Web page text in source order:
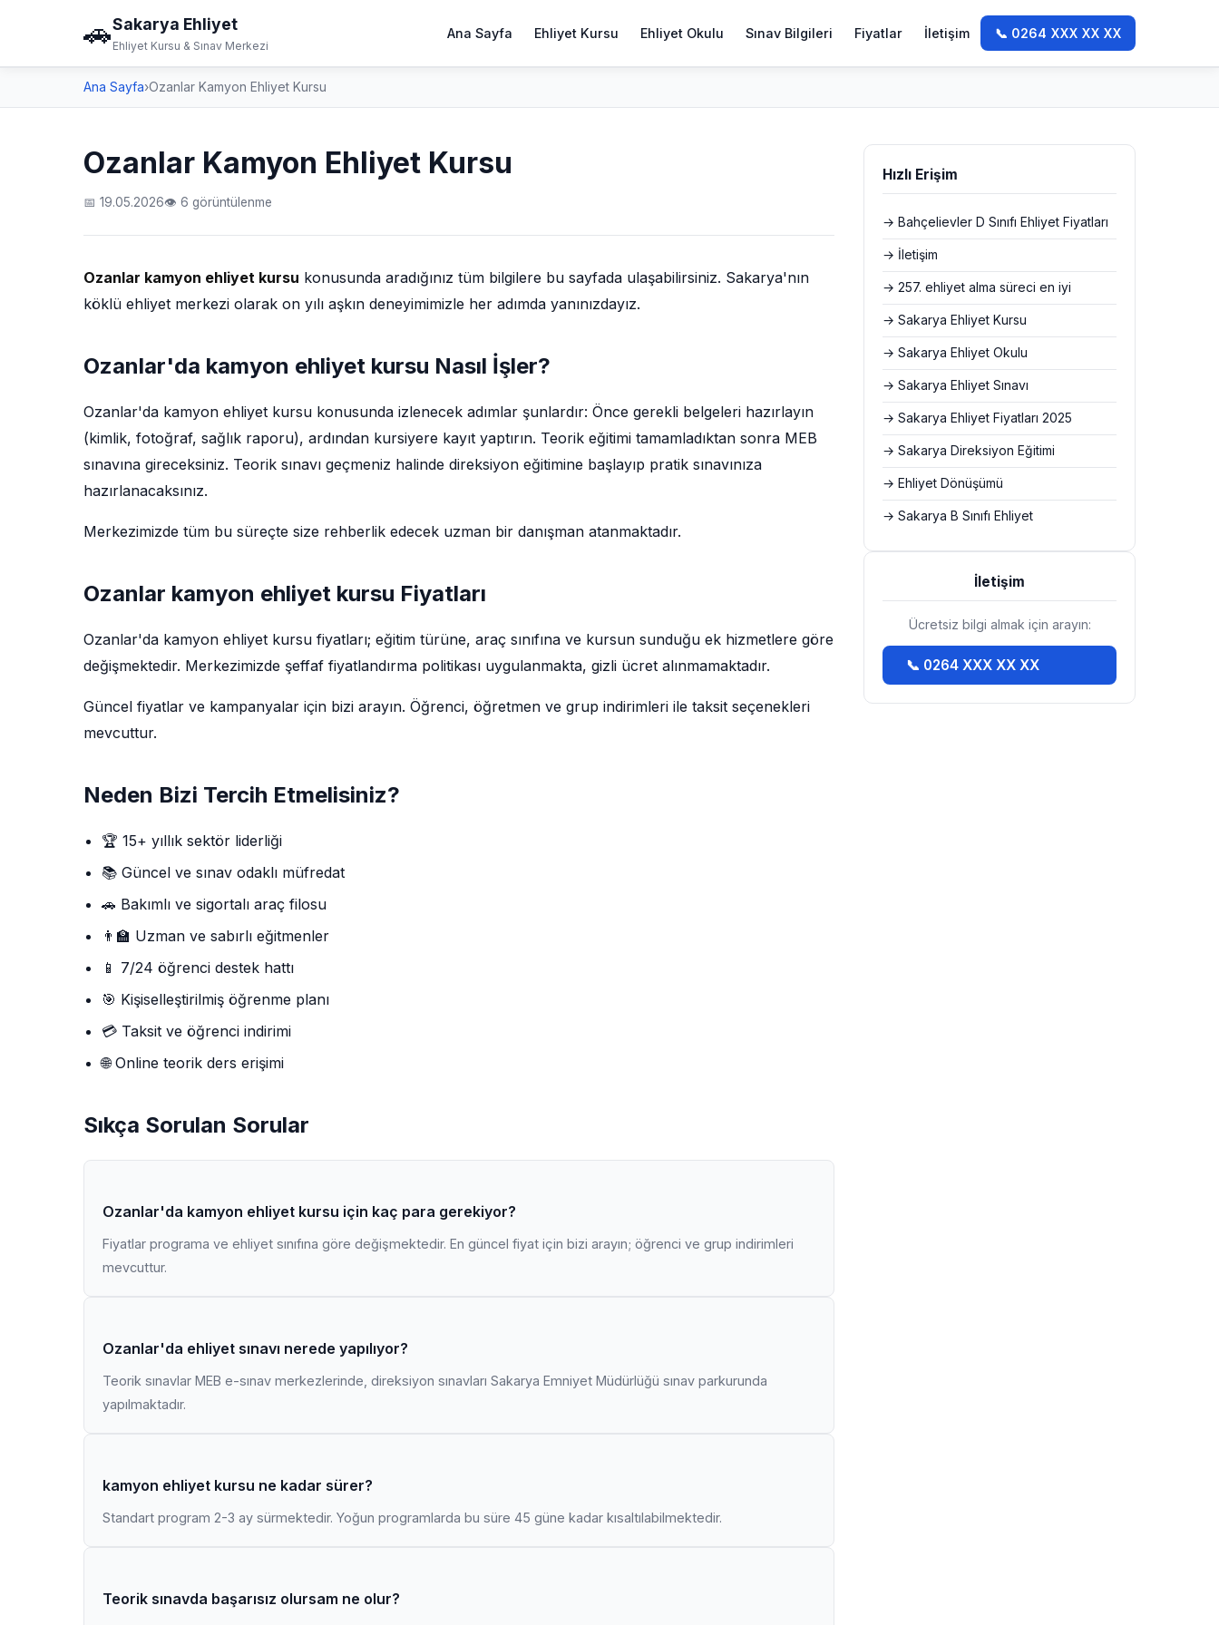
🚗Sakarya Ehliyet
Ehliyet Kursu & Sınav Merkezi
Ana Sayfa Ehliyet Kursu Ehliyet Okulu Sınav Bilgileri Fiyatlar İletişim 📞 0264 XXX XX XX
Ana Sayfa›Ozanlar Kamyon Ehliyet Kursu
Ozanlar Kamyon Ehliyet Kursu
📅 19.05.2026👁 6 görüntülenme
Ozanlar kamyon ehliyet kursu konusunda aradığınız tüm bilgilere bu sayfada ulaşabilirsiniz. Sakarya'nın
köklü ehliyet merkezi olarak on yılı aşkın deneyimimizle her adımda yanınızdayız.
Ozanlar'da kamyon ehliyet kursu Nasıl İşler?
Ozanlar'da kamyon ehliyet kursu konusunda izlenecek adımlar şunlardır: Önce gerekli belgeleri hazırlayın
(kimlik, fotoğraf, sağlık raporu), ardından kursiyere kayıt yaptırın. Teorik eğitimi tamamladıktan sonra MEB
sınavına gireceksiniz. Teorik sınavı geçmeniz halinde direksiyon eğitimine başlayıp pratik sınavınıza
hazırlanacaksınız.
Merkezimizde tüm bu süreçte size rehberlik edecek uzman bir danışman atanmaktadır.
Ozanlar kamyon ehliyet kursu Fiyatları
Ozanlar'da kamyon ehliyet kursu fiyatları; eğitim türüne, araç sınıfına ve kursun sunduğu ek hizmetlere göre
değişmektedir. Merkezimizde şeffaf fiyatlandırma politikası uygulanmakta, gizli ücret alınmamaktadır.
Güncel fiyatlar ve kampanyalar için bizi arayın. Öğrenci, öğretmen ve grup indirimleri ile taksit seçenekleri
mevcuttur.
Neden Bizi Tercih Etmelisiniz?
🏆 15+ yıllık sektör liderliği
📚 Güncel ve sınav odaklı müfredat
🚗 Bakımlı ve sigortalı araç filosu
👨‍🏫 Uzman ve sabırlı eğitmenler
📱 7/24 öğrenci destek hattı
🎯 Kişiselleştirilmiş öğrenme planı
💳 Taksit ve öğrenci indirimi
🌐 Online teorik ders erişimi
Sıkça Sorulan Sorular
Ozanlar'da kamyon ehliyet kursu için kaç para gerekiyor?
Fiyatlar programa ve ehliyet sınıfına göre değişmektedir. En güncel fiyat için bizi arayın; öğrenci ve grup indirimleri
mevcuttur.
Ozanlar'da ehliyet sınavı nerede yapılıyor?
Teorik sınavlar MEB e-sınav merkezlerinde, direksiyon sınavları Sakarya Emniyet Müdürlüğü sınav parkurunda
yapılmaktadır.
kamyon ehliyet kursu ne kadar sürer?
Standart program 2-3 ay sürmektedir. Yoğun programlarda bu süre 45 güne kadar kısaltılabilmektedir.
Teorik sınavda başarısız olursam ne olur?
Hızlı Erişim
→ Bahçelievler D Sınıfı Ehliyet Fiyatları
→ İletişim
→ 257. ehliyet alma süreci en iyi
→ Sakarya Ehliyet Kursu
→ Sakarya Ehliyet Okulu
→ Sakarya Ehliyet Sınavı
→ Sakarya Ehliyet Fiyatları 2025
→ Sakarya Direksiyon Eğitimi
→ Ehliyet Dönüşümü
→ Sakarya B Sınıfı Ehliyet
İletişim
Ücretsiz bilgi almak için arayın:
📞 0264 XXX XX XX